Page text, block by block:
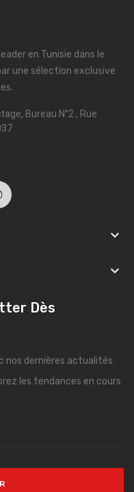
en Tunisie dans le
une sélection exclusive
Bureau N°2 , Rue


Dès
nos dernières actualités
les tendances en cours